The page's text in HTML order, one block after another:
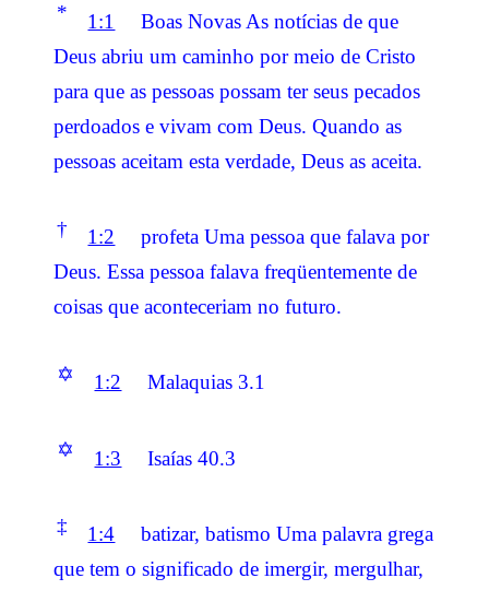
* 1:1
Boas Novas As notícias de que
Deus abriu um caminho por meio de Cristo
para que as pessoas possam ter seus pecados
perdoados e vivam com Deus. Quando as
pessoas aceitam esta verdade, Deus as aceita.
† 1:2
profeta Uma pessoa que falava por
Deus. Essa pessoa falava freqüentemente de
coisas que aconteceriam no futuro.
✡ 1:2 Malaquias 3.1
✡ 1:3 Isaías 40.3
‡ 1:4
batizar, batismo Uma palavra grega
que tem o significado de imergir, mergulhar,